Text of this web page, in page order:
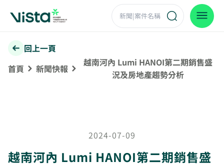
回上一頁
首頁
新聞快報
越南河內 Lumi HANOI第二期銷售盛
況及房地產趨勢分析
2024-07-09
越南河內 Lumi HANOI第二期銷售盛